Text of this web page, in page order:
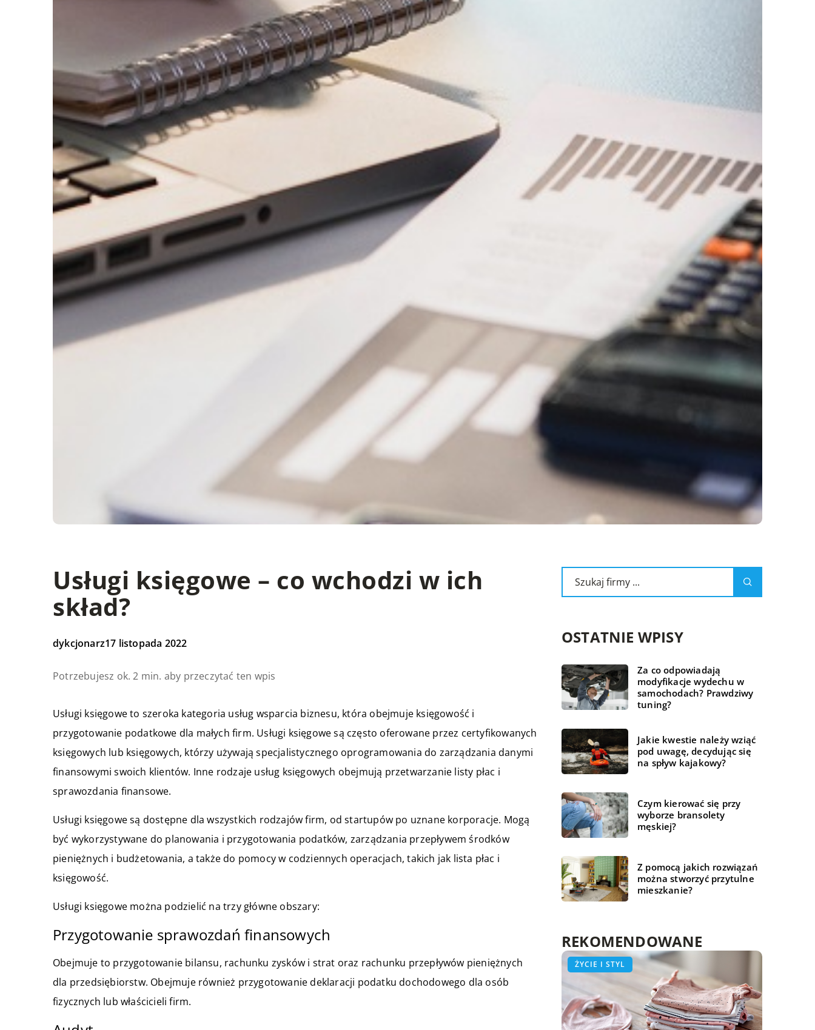
Usługi księgowe – co wchodzi w ich
skład?
dykcjonarz17 listopada 2022
Potrzebujesz ok. 2 min. aby przeczytać ten wpis
Usługi księgowe to szeroka kategoria usług wsparcia biznesu, która obejmuje księgowość i
przygotowanie podatkowe dla małych firm. Usługi księgowe są często oferowane przez certyfikowanych
księgowych lub księgowych, którzy używają specjalistycznego oprogramowania do zarządzania danymi
finansowymi swoich klientów. Inne rodzaje usług księgowych obejmują przetwarzanie listy płac i
sprawozdania finansowe.
Usługi księgowe są dostępne dla wszystkich rodzajów firm, od startupów po uznane korporacje. Mogą
być wykorzystywane do planowania i przygotowania podatków, zarządzania przepływem środków
pieniężnych i budżetowania, a także do pomocy w codziennych operacjach, takich jak lista płac i
księgowość.
Usługi księgowe można podzielić na trzy główne obszary:
Przygotowanie sprawozdań finansowych
Obejmuje to przygotowanie bilansu, rachunku zysków i strat oraz rachunku przepływów pieniężnych
dla przedsiębiorstw. Obejmuje również przygotowanie deklaracji podatku dochodowego dla osób
fizycznych lub właścicieli firm.
OSTATNIE WPISY
Za co odpowiadają
modyfikacje wydechu w
samochodach? Prawdziwy
tuning?
Jakie kwestie należy wziąć
pod uwagę, decydując się
na spływ kajakowy?
Czym kierować się przy
wyborze bransolety
męskiej?
Z pomocą jakich rozwiązań
można stworzyć przytulne
mieszkanie?
REKOMENDOWANE
ŻYCIE I STYL
ŻYCIE I STYL
WSZYSTKO WOKÓŁ DOMU